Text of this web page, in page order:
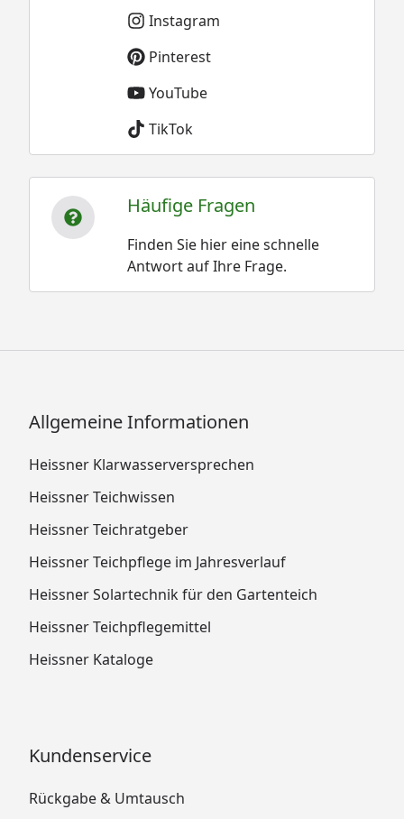
Instagram
Pinterest
YouTube
TikTok
Häufige Fragen
Finden Sie hier eine schnelle
Antwort auf Ihre Frage.
Allgemeine Informationen
Heissner Klarwasserversprechen
Heissner Teichwissen
Heissner Teichratgeber
Heissner Teichpflege im Jahresverlauf
Heissner Solartechnik für den Gartenteich
Heissner Teichpflegemittel
Heissner Kataloge
Kundenservice
Rückgabe & Umtausch